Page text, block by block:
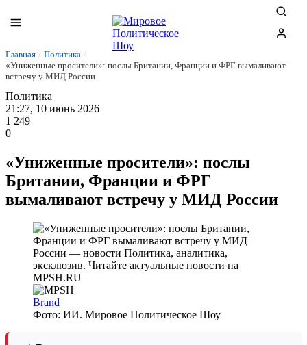
Главная / Политика /
«Униженные просители»: послы Британии, Франции и ФРГ вымаливают
встречу у МИД России
Политика
21:27, 10 июнь 2026
1 249
0
«Униженные просители»: послы
Британии, Франции и ФРГ
вымаливают встречу у МИД России
Brand
Фото: ИИ. Мировое Политическое Шоу